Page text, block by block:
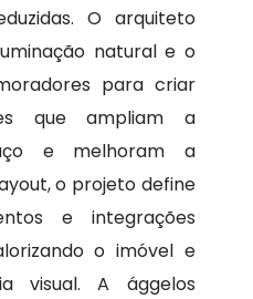
O arquiteto
natural e o
para criar
que ampliam a
e melhoram a
o projeto define
e integrações
o imóvel e
visual. A ággelos